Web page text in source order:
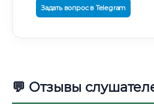
Задать вопрос в Telegram
💬 Отзывы